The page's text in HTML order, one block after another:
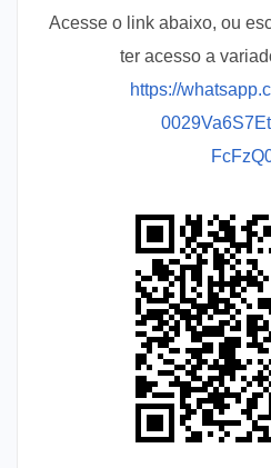
Acesse o link abaixo, ou
ter acesso a
https://